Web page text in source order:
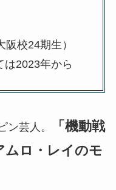
校24期生）
は2023年から
ン芸人。
「機動戦
ムロ・レイのモ